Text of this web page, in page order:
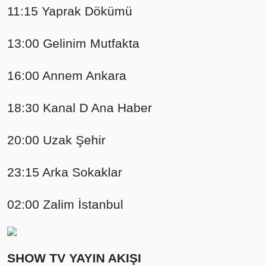
11:15 Yaprak Dökümü
13:00 Gelinim Mutfakta
16:00 Annem Ankara
18:30 Kanal D Ana Haber
20:00 Uzak Şehir
23:15 Arka Sokaklar
02:00 Zalim İstanbul
SHOW TV YAYIN AKIŞI